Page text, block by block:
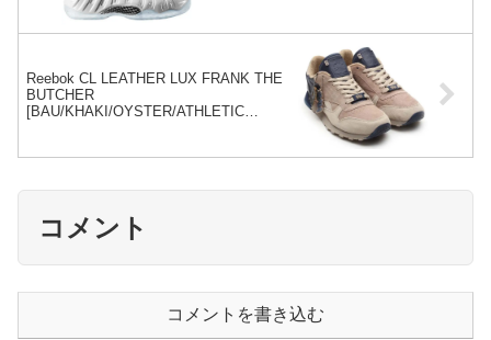
Reebok CL LEATHER LUX FRANK THE
BUTCHER
[BAU/KHAKI/OYSTER/ATHLETIC
コメント
コメントを書き込む